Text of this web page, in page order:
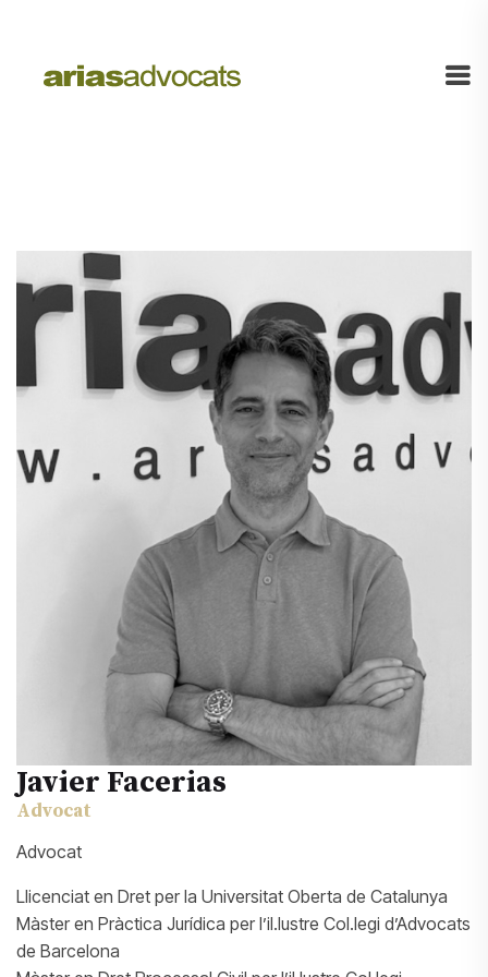
Javier Facerias
Advocat
Advocat
Llicenciat en Dret per la Universitat Oberta de Catalunya
Màster en Pràctica Jurídica per l’il.lustre Col.legi d’Advocats
de Barcelona